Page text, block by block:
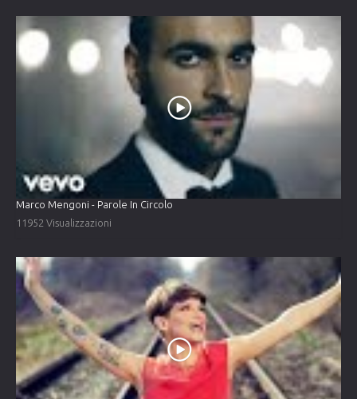
Marco Mengoni - Parole In Circolo
11952 Visualizzazioni